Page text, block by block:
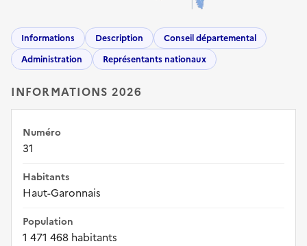
Informations Description
Conseil départemental
Administration
Représentants nationaux
INFORMATIONS 2026
Numéro
31
Habitants
Haut-Garonnais
Population
1 471 468 habitants